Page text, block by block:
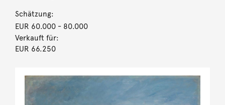
Schätzung:
EUR 60.000- 80.000
Verkauft für:
EUR 66.250